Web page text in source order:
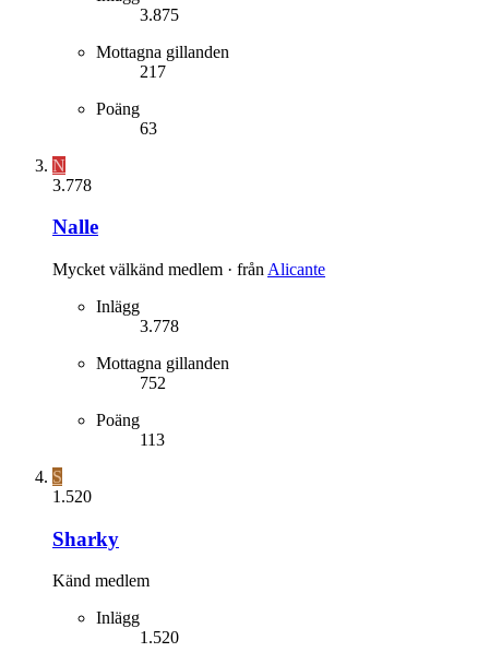
3.875
Mottagna gillanden
217
Poäng
63
N
3.778
Nalle
Mycket välkänd medlem · från Alicante
Inlägg
3.778
Mottagna gillanden
752
Poäng
113
S
1.520
Sharky
Känd medlem
Inlägg
1.520